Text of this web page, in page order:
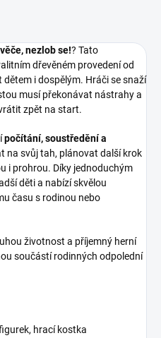
nezlob se!? Tato
dřevěném provedení od
i dospělým. Hráči se snaží
musí překonávat nástrahy a
zpět na start.
počítání, soustředění a
na svůj tah, plánovat další krok
i prohrou. Díky jednoduchým
děti a nabízí skvělou
času s rodinou nebo
životnost a příjemný herní
součástí rodinných odpolední
hrací kostka